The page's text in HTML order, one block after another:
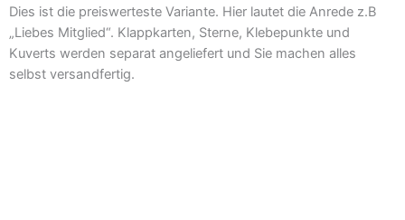
Dies ist die preiswerteste Variante. Hier lautet die Anrede z.B
„Liebes Mitglied“. Klappkarten, Sterne, Klebepunkte und
Kuverts werden separat angeliefert und Sie machen alles
selbst versandfertig.